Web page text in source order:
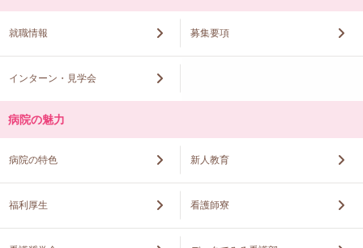
就職情報 募集要項
インターン・見学会
病院の魅力
病院の特色 新人教育
福利厚生 看護師寮